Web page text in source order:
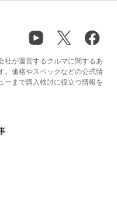
社が運営するクルマに関するあ
。価格やスペックなどの公式情
ーまで購入検討に役立つ情報を